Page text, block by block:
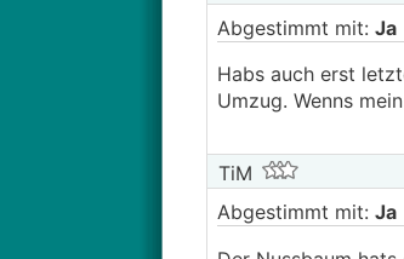
Abgestimmt mit: Ja
Habs auch erst
Umzug. Wenns
TiM
Abgestimmt mit: Ja